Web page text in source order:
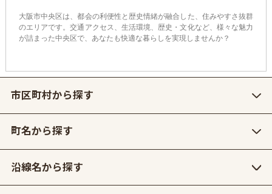
大阪市中央区は、都会の利便性と歴史情緒が融合した、住みやすさ抜群
のエリアです。交通アクセス、生活環境、歴史・文化など、様々な魅力
が詰まった中央区で、あなたも快適な暮らしを実現しませんか？
市区町村から探す
町名から探す
沿線名から探す